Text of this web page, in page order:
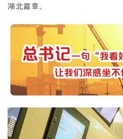
湖北篇章。